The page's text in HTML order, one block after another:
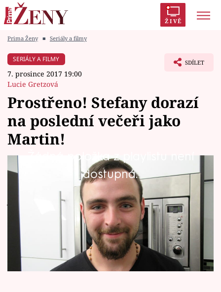
ŽIVĚ
Módní alarm
Témata
Celebrity
Vztahy
Seriály
Horoskopy
Sledujte prima+
Filmový festival Karlovy Vary
Prima Ženy ■ Seriály a filmy
SERIÁLY A FILMY
7. prosince 2017 19:00
Lucie Gretzová
SDÍLET
Prostřeno! Stefany dorazí
na poslední večeři jako
Martin!
Žádná položka z playlistu není
dostupná.
Ajťák Dominik (22) soupeře nadchne svým
burgerem a Stefany dorazí na poslední večeři
jako Martin.